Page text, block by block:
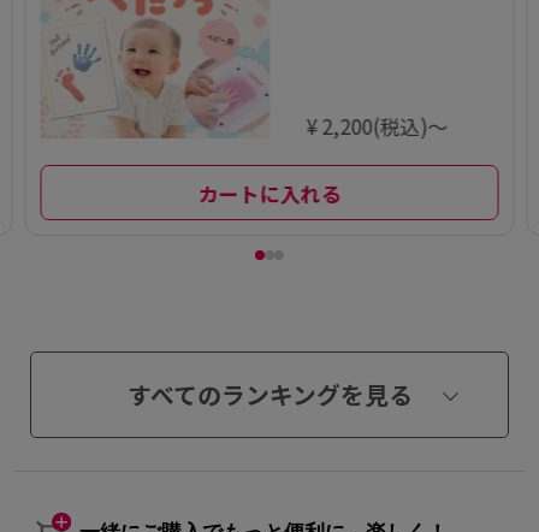
¥ 2,200(税込)～
カートに入れる
すべてのランキングを見る